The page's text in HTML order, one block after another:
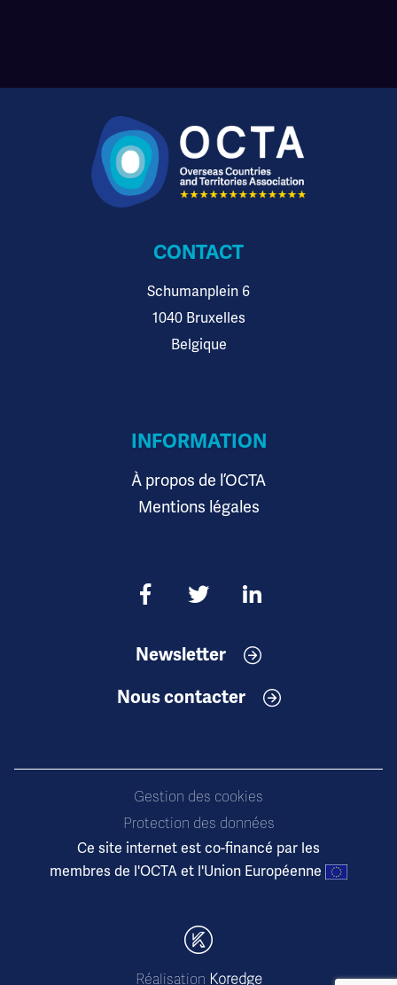
CONTACT
Schumanplein 6
1040 Bruxelles
Belgique
INFORMATION
À propos de l’OCTA
Mentions légales
Newsletter
Nous contacter
Gestion des cookies
Protection des données
Ce site internet est co-financé par les
membres de l'OCTA et l'Union Européenne
Réalisation Koredge